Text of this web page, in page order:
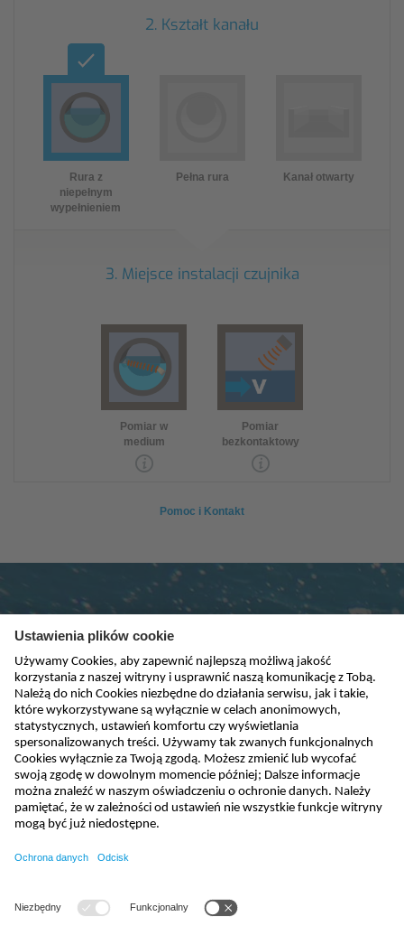
2. Kształt kanału
Rura z
niepełnym
wypełnieniem
Pełna rura Kanał otwarty
3. Miejsce instalacji czujnika
Pomiar w
medium
Pomiar
bezkontaktowy
Pomoc i Kontakt
Subskrybuj newsletter
+48 (58) 760 20 15